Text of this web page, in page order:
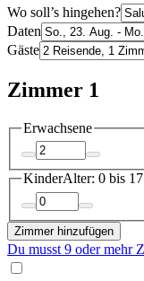
Wo soll’s hingehen?
Daten
Gäste
Zimmer 1
Erwachsene
KinderAlter: 0 bis 17
Zimmer hinzufügen
Du musst 9 oder mehr